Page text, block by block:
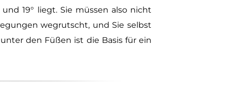
und 19° liegt. Sie müssen also nicht
wegrutscht, und Sie selbst
den Füßen ist die Basis für ein